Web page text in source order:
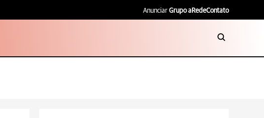
Anunciar Grupo aRedeContato